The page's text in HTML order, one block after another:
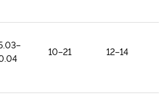
10–21 12–14